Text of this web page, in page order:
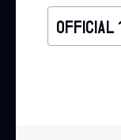
OFFICIAL 1